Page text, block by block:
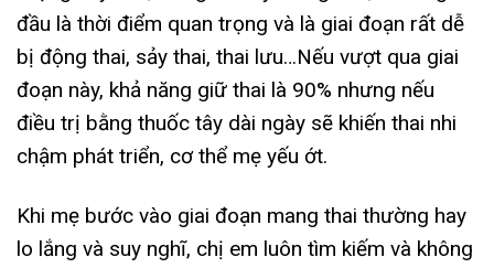
đầu là thời điểm quan trọng và là giai đoạn rất dễ
bị động thai, sảy thai, thai lưu…Nếu vượt qua giai
đoạn này, khả năng giữ thai là 90% nhưng nếu
điều trị bằng thuốc tây dài ngày sẽ khiến thai nhi
chậm phát triển, cơ thể mẹ yếu ớt.
Khi mẹ bước vào giai đoạn mang thai thường hay
lo lắng và suy nghĩ, chị em luôn tìm kiếm và không